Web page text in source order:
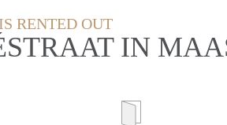
RENTED OUT
IN